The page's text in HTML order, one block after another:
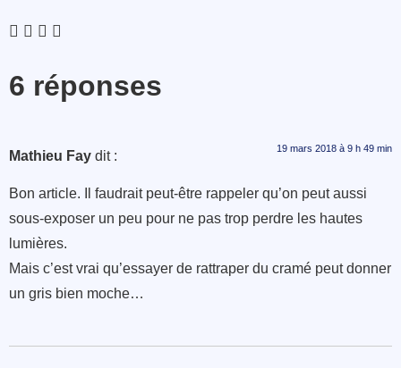
6 réponses
Mathieu Fay dit : 19 mars 2018 à 9 h 49 min
Bon article. Il faudrait peut-être rappeler qu’on peut aussi
sous-exposer un peu pour ne pas trop perdre les hautes
lumières.
Mais c’est vrai qu’essayer de rattraper du cramé peut donner
un gris bien moche…